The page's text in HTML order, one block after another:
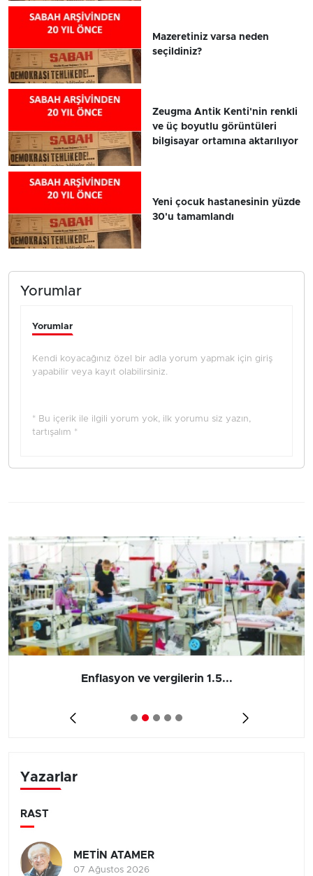
Mazeretiniz varsa neden
seçildiniz?
Zeugma Antik Kenti'nin renkli
ve üç boyutlu görüntüleri
bilgisayar ortamına aktarılıyor
Yeni çocuk hastanesinin yüzde
30'u tamamlandı
Yorumlar
Yorumlar
Kendi koyacağınız özel bir adla yorum yapmak için giriş
yapabilir veya kayıt olabilirsiniz.
* Bu içerik ile ilgili yorum yok, ilk yorumu siz yazın,
tartışalım *
Enflasyon ve vergilerin 1.5...
Yazarlar
RAST
METİN ATAMER
07 Ağustos 2026